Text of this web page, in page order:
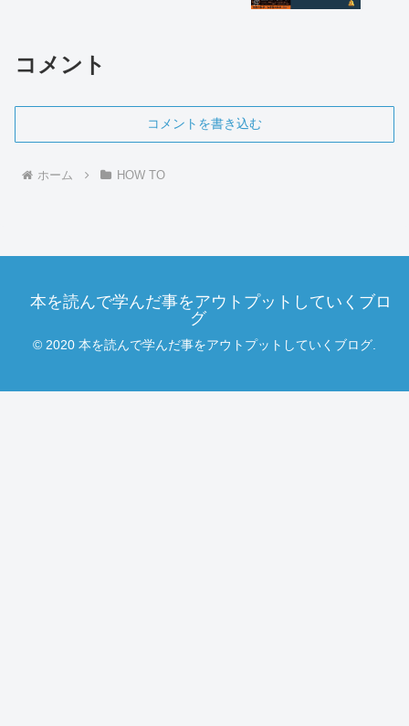
コメント
コメントを書き込む
ホーム HOW TO
本を読んで学んだ事をアウトプットしていくブロ
グ
© 2020 本を読んで学んだ事をアウトプットしていくブログ.